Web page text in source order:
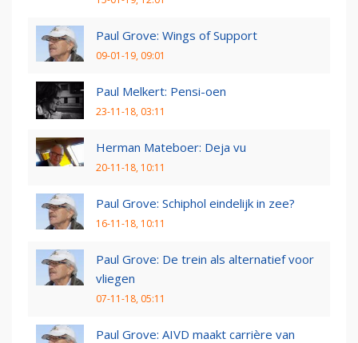
Paul Grove: Wings of Support
09-01-19, 09:01
Paul Melkert: Pensi-oen
23-11-18, 03:11
Herman Mateboer: Deja vu
20-11-18, 10:11
Paul Grove: Schiphol eindelijk in zee?
16-11-18, 10:11
Paul Grove: De trein als alternatief voor
vliegen
07-11-18, 05:11
Paul Grove: AIVD maakt carrière van